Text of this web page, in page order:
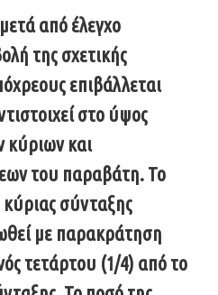
από έλεγχο
της σχετικής
επιβάλλεται
στο ύψος
κύριων και
του παραβάτη. Το
κύριας σύνταξης
με παρακράτηση
τετάρτου (1/4) από το